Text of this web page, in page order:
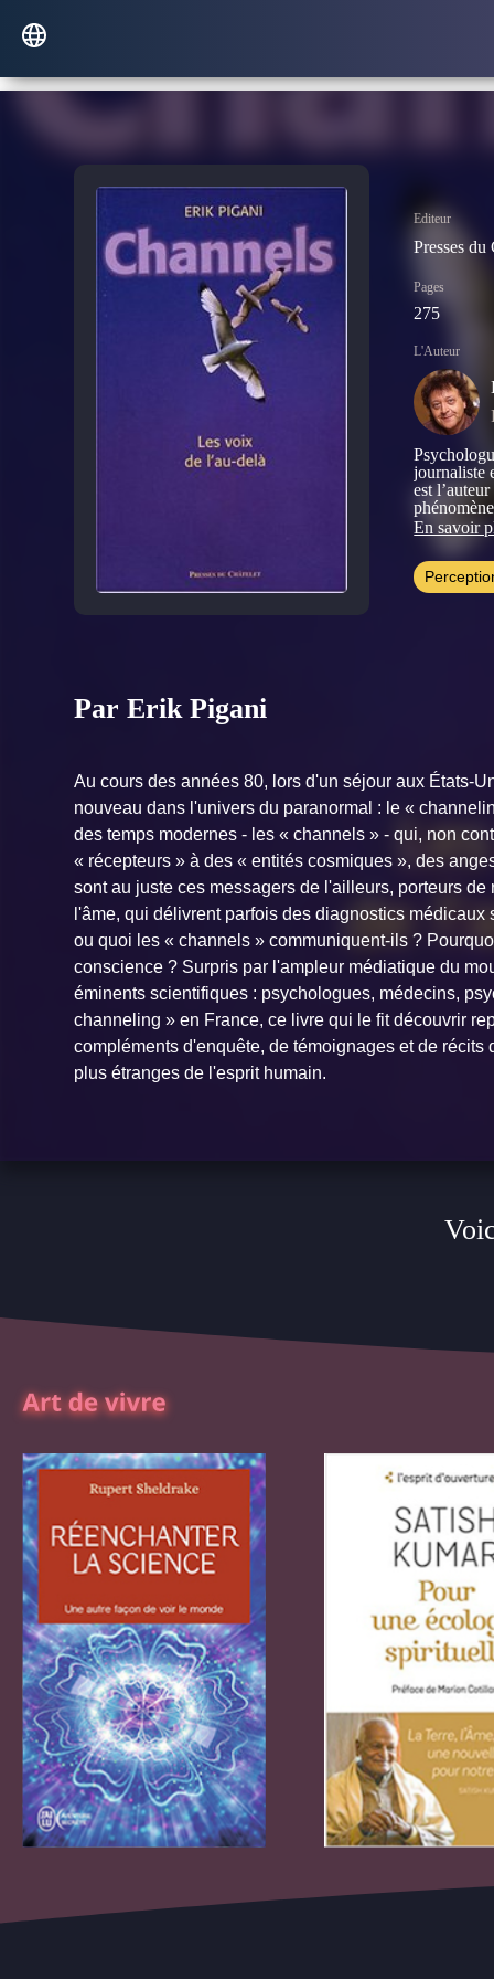
Editeur
Presses du
Pages
275
L'Auteur
journaliste
est
Manuel
En savoir
Par Erik Pigani
Au cours des années 80, lors d'un séjour aux États-
nouveau dans l'univers du paranormal : le «
des temps modernes - les « channels » - qui, non
« récepteurs » à des « entités cosmiques », des
sont au juste ces messagers de l'ailleurs, porteurs
l'âme, qui délivrent parfois des diagnostics
ou quoi les « channels » communiquent-ils ?
conscience ? Surpris par l'ampleur médiatique du
éminents scientifiques : psychologues, médecins,
channeling » en France, ce livre qui le fit découvrir
compléments d'enquête, de témoignages et de
plus étranges de l'esprit humain.